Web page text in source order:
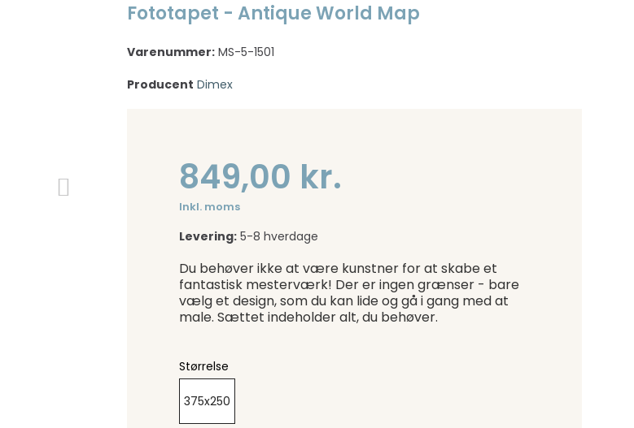
Fototapet - Antique World Map
Varenummer: MS-5-1501
Producent Dimex
849,00 kr.
Inkl. moms
Levering: 5-8 hverdage
Du behøver ikke at være kunstner for at skabe et
fantastisk mesterværk! Der er ingen grænser - bare
vælg et design, som du kan lide og gå i gang med at
male. Sættet indeholder alt, du behøver.
Størrelse
375x250